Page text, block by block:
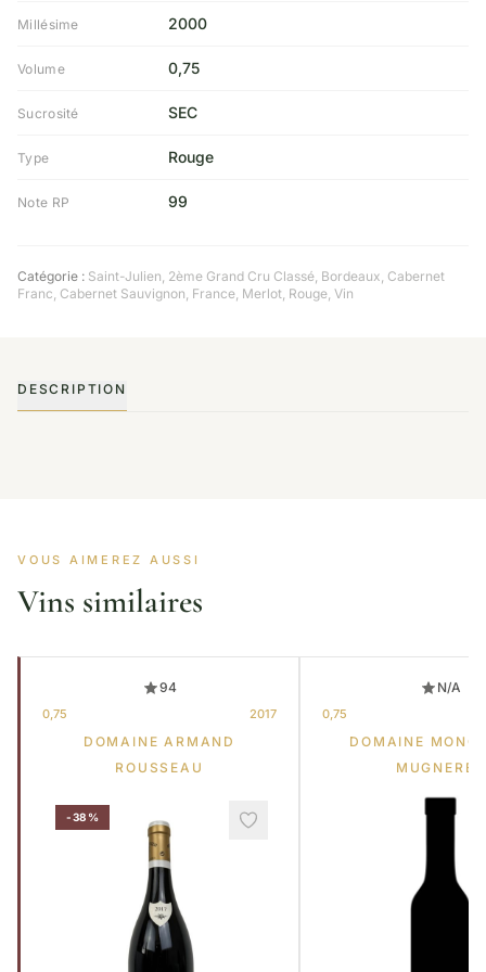
Millésime 2000
Volume 0,75
Sucrosité SEC
Type Rouge
Note RP 99
Catégorie : Saint-Julien, 2ème Grand Cru Classé, Bordeaux, Cabernet
Franc, Cabernet Sauvignon, France, Merlot, Rouge, Vin
DESCRIPTION
VOUS AIMEREZ AUSSI
Vins similaires
94
0,75 2017
DOMAINE ARMAND
ROUSSEAU
-38%
N/A
0,75
DOMAINE
MUGNERET